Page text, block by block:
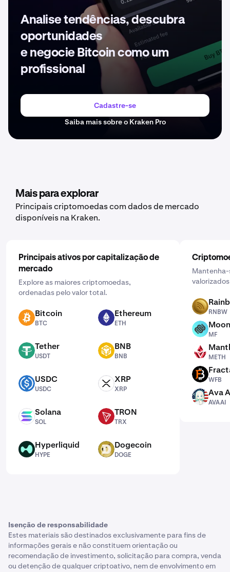
Analise tendências, descubra
oportunidades
e negocie Bitcoin como um
profissional
Cadastre-se
Saiba mais sobre o Kraken Pro
Mais para explorar
Principais criptomoedas com dados de mercado
disponíveis na Kraken.
Principais ativos por capitalização de
mercado
Explore as maiores criptomoedas,
ordenadas pelo valor total.
BTC Bitcoin
BTC
ETH Ethereum
ETH
USDT Tether
USDT
BNB BNB
BNB
USDC USDC
USDC
XRP XRP
XRP
SOL Solana
SOL
TRX TRON
TRX
HYPE Hyperliquid
HYPE
DOGE Dogecoin
DOGE
RNBW
RNBW
MF
MF
METH
METH
WFB
WFB
AVAAI Ava
AVAAI
Isenção de responsabilidade
Estes materiais são destinados exclusivamente para fins de
informações gerais e não constituem orientação ou
recomendação de investimento, solicitação para compra, venda
ou detenção de qualquer criptoativo, nem de envolvimento em